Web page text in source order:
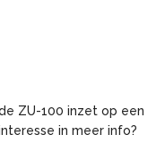
ZU-100 inzet op een
in meer info?